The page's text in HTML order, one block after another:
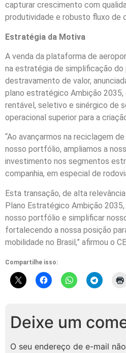
capturar crescimento com
produtividade e robusto fluxo de
Estratégia da Motiva
A venda da plataforma de
na estratégia de simplificação
destravamento de valor,
plano estratégico Ambição
rentável, seletivo e sinérgico de
operacional superior para a
“Ao avançarmos na reciclagem
nosso portfólio, ampliamos a
investimento nos segmentos
companhia, em especial de
Esta transação, de alta
Plano Estratégico Ambição
nosso portfólio e simplificar
fortalecendo a nossa posição
mobilidade no Brasil,” afirmou o
Compartilhe isso:
Deixe um
O seu endereço de e-mail